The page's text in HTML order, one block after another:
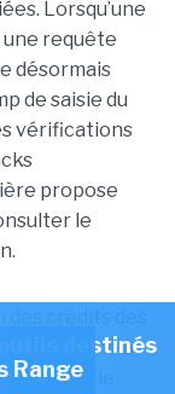
destinés
Lorsqu’une
une requête
désormais
de saisie du
vérifications
propose
le
des crédits des
une tâche à
le
Range